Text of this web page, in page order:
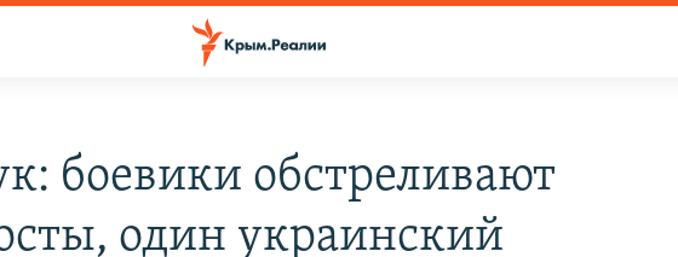
боевики обстреливают
один украинский